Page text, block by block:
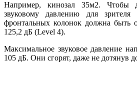
Например, кинозал 35м2. Чтобы
звуковому давлению для зрителя
фронтальных колонок должна быть
125,2 дБ (Level 4).
Максимальное звуковое давление
105 дБ. Они сгорят, даже не дотянув